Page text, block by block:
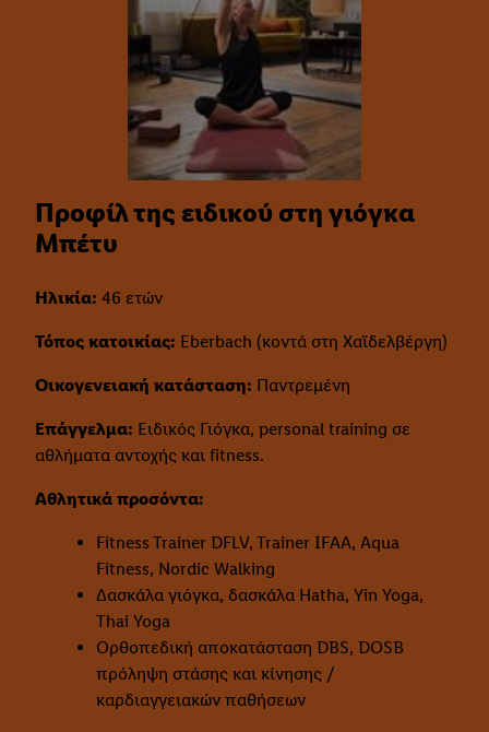
Προφίλ της ειδικού στη γιόγκα
Μπέτυ
Ηλικία: 46 ετών
Τόπος κατοικίας: Eberbach (κοντά στη Χαϊδελβέργη)
Οικογενειακή κατάσταση: Παντρεμένη
Επάγγελμα: Ειδικός Γιόγκα, personal training σε
αθλήματα αντοχής και fitness.
Αθλητικά προσόντα:
Fitness Trainer DFLV, Trainer IFAA, Aqua
Fitness, Nordic Walking
Δασκάλα γιόγκα, δασκάλα Hatha, Yin Yoga,
Thai Yoga
Ορθοπεδική αποκατάσταση DBS, DOSB
πρόληψη στάσης και κίνησης /
καρδιαγγειακών παθήσεων